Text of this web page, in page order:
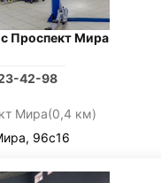
Проспект Мира
42-98
Мира(0,4 км)
96с16